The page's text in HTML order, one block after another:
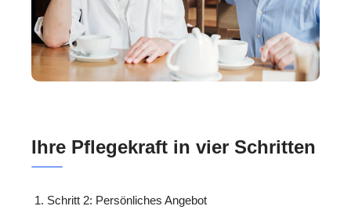
Ihre Pflegekraft in vier Schritten
Schritt 2: Persönliches Angebot